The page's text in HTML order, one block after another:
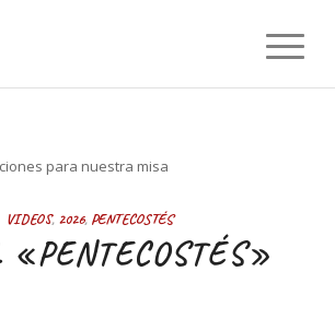
para nuestra misa
VIDEOS, 2026, PENTECOSTÉS
«PENTECOSTÉS»